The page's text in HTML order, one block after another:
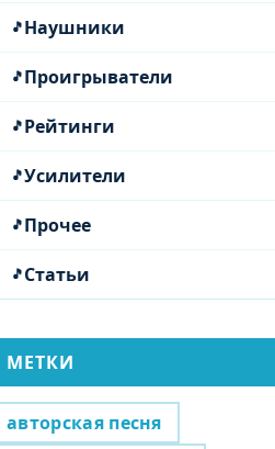
Наушники
Проигрыватели
Рейтинги
Усилители
Прочее
Статьи
МЕТКИ
авторская песня